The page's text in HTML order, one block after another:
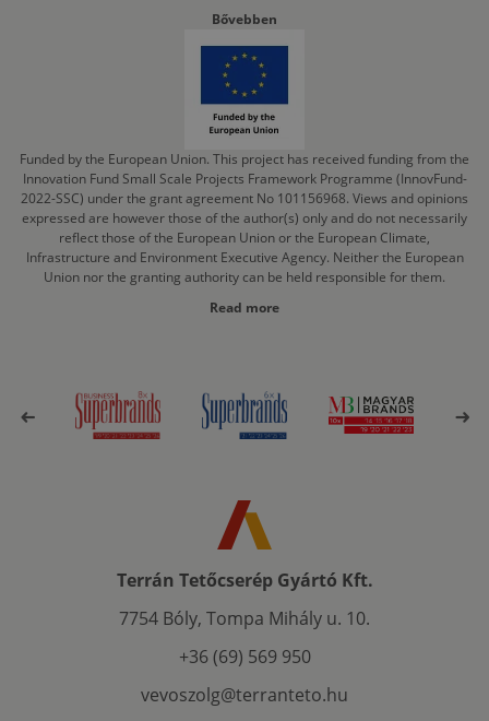
Bővebben
Funded by the European Union. This project has received funding from the
Innovation Fund Small Scale Projects Framework Programme (InnovFund-
2022-SSC) under the grant agreement No 101156968. Views and opinions
expressed are however those of the author(s) only and do not necessarily
reflect those of the European Union or the European Climate,
Infrastructure and Environment Executive Agency. Neither the European
Union nor the granting authority can be held responsible for them.
Read more
Terrán Tetőcserép Gyártó Kft.
7754 Bóly, Tompa Mihály u. 10.
+36 (69) 569 950
vevoszolg@terranteto.hu